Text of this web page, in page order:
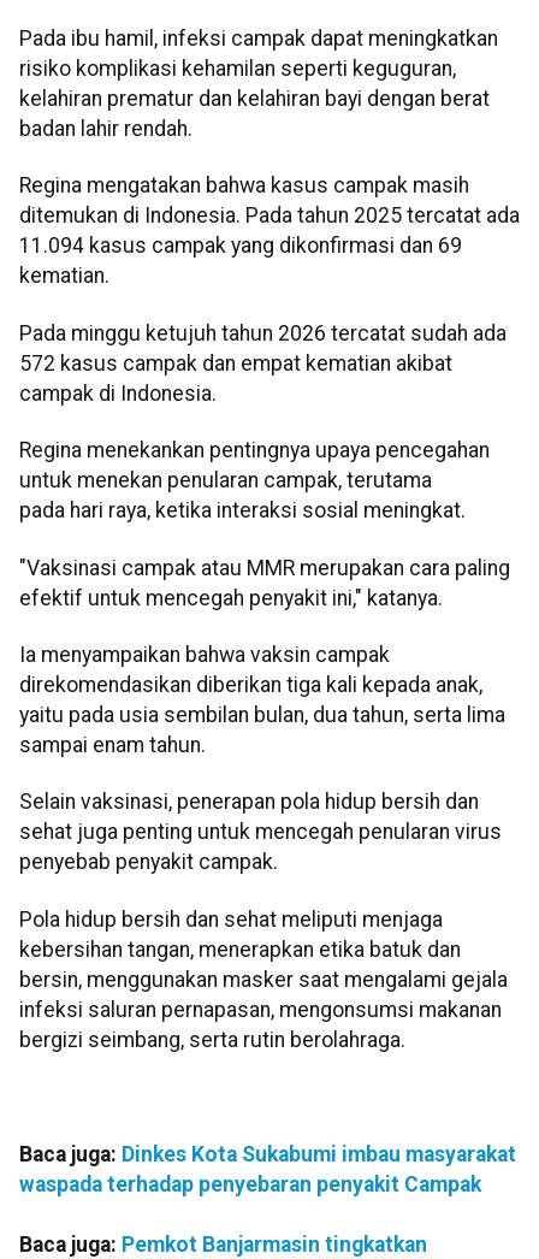
Pada ibu hamil, infeksi campak dapat meningkatkan
risiko komplikasi kehamilan seperti keguguran,
kelahiran prematur dan kelahiran bayi dengan berat
badan lahir rendah.
Regina mengatakan bahwa kasus campak masih
ditemukan di Indonesia. Pada tahun 2025 tercatat ada
11.094 kasus campak yang dikonfirmasi dan 69
kematian.
Pada minggu ketujuh tahun 2026 tercatat sudah ada
572 kasus campak dan empat kematian akibat
campak di Indonesia.
Regina menekankan pentingnya upaya pencegahan
untuk menekan penularan campak, terutama
pada hari raya, ketika interaksi sosial meningkat.
"Vaksinasi campak atau MMR merupakan cara paling
efektif untuk mencegah penyakit ini," katanya.
Ia menyampaikan bahwa vaksin campak
direkomendasikan diberikan tiga kali kepada anak,
yaitu pada usia sembilan bulan, dua tahun, serta lima
sampai enam tahun.
Selain vaksinasi, penerapan pola hidup bersih dan
sehat juga penting untuk mencegah penularan virus
penyebab penyakit campak.
Pola hidup bersih dan sehat meliputi menjaga
kebersihan tangan, menerapkan etika batuk dan
bersin, menggunakan masker saat mengalami gejala
infeksi saluran pernapasan, mengonsumsi makanan
bergizi seimbang, serta rutin berolahraga.
Baca juga: Dinkes Kota Sukabumi imbau masyarakat
waspada terhadap penyebaran penyakit Campak
Baca juga: Pemkot Banjarmasin tingkatkan